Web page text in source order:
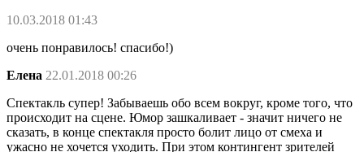
10.03.2018 01:43
очень понравилось! спасибо!)
Елена 22.01.2018 00:26
Спектакль супер! Забываешь обо всем вокруг, кроме того, что
происходит на сцене. Юмор зашкаливает - значит ничего не
сказать, в конце спектакля просто болит лицо от смеха и
ужасно не хочется уходить. При этом контингент зрителей